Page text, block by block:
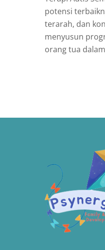
potensi
terarah, dan
menyusun
orang tua